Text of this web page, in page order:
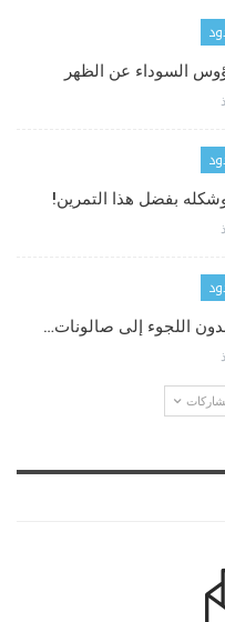
بفضل هذا التمرين!
اللجوء إلى صالونات…